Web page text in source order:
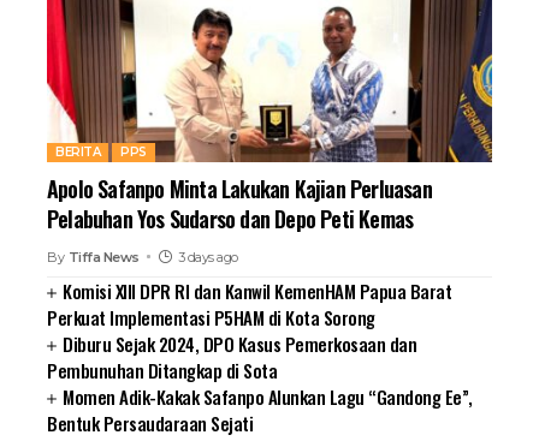
BERITA PPS
Apolo Safanpo Minta Lakukan Kajian Perluasan
Pelabuhan Yos Sudarso dan Depo Peti Kemas
By Tiffa News 3 days ago
Komisi XIII DPR RI dan Kanwil KemenHAM Papua Barat
Perkuat Implementasi P5HAM di Kota Sorong
Diburu Sejak 2024, DPO Kasus Pemerkosaan dan
Pembunuhan Ditangkap di Sota
Momen Adik-Kakak Safanpo Alunkan Lagu “Gandong Ee”,
Bentuk Persaudaraan Sejati